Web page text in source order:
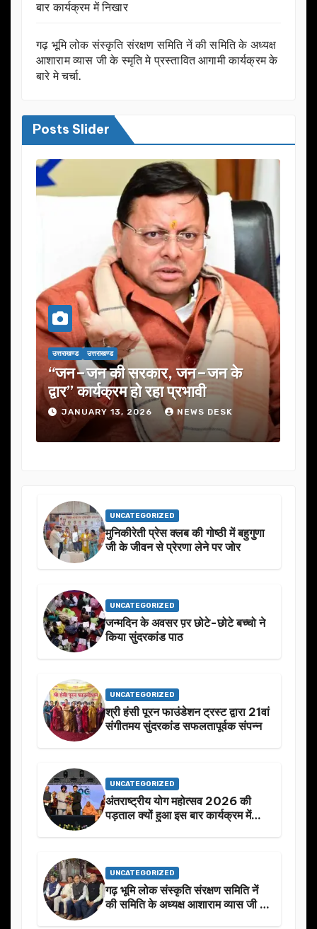
बार कार्यक्रम में निखार
गढ़ भूमि लोक संस्कृति संरक्षण समिति नें की समिति के अध्यक्ष
आशाराम व्यास जी के स्मृति मे प्रस्तावित आगामी कार्यक्रम के
बारे मे चर्चा.
Posts Slider
उत्तराखण्ड
“जन–जन की सरकार, जन–जन के
द्वार” कार्यक्रम हो रहा प्रभावी
JANUARY 13, 2026 NEWS DESK
उत्तराखण्ड
यूजेवीएन
में कई अहम
UNCATEGORIZED
मुनिकीरेती प्रेस क्लब की गोष्ठी में बहुगुणा
जी के जीवन से प्रेरणा लेने पर जोर
UNCATEGORIZED
जन्मदिन के अवसर प़र छोटे-छोटे बच्चो ने
किया सुंदरकांड पाठ
UNCATEGORIZED
श्री हंसी पूरन फाउंडेशन ट्रस्ट द्वारा 21वां
संगीतमय सुंदरकांड सफलतापूर्वक संपन्न
UNCATEGORIZED
अंतराष्ट्रीय योग महोत्सव 2026 की
पड़ताल क्यों हुआ इस बार कार्यक्रम में
UNCATEGORIZED
गढ़ भूमि लोक संस्कृति संरक्षण समिति नें
की समिति के अध्यक्ष आशाराम व्यास जी के